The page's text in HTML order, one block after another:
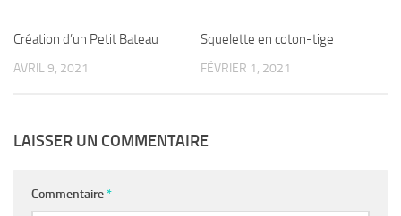
Création d’un Petit Bateau
AVRIL 9, 2021
Squelette en coton-tige
FÉVRIER 1, 2021
LAISSER UN COMMENTAIRE
Commentaire*